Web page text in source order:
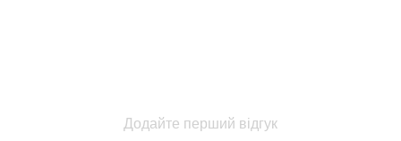
Додайте перший відгук